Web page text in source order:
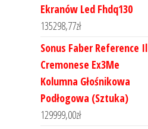
Ekranów Led Fhdq130
135298,77zł
Sonus Faber Reference Il
Cremonese Ex3Me
Kolumna Głośnikowa
Podłogowa (Sztuka)
129999,00zł